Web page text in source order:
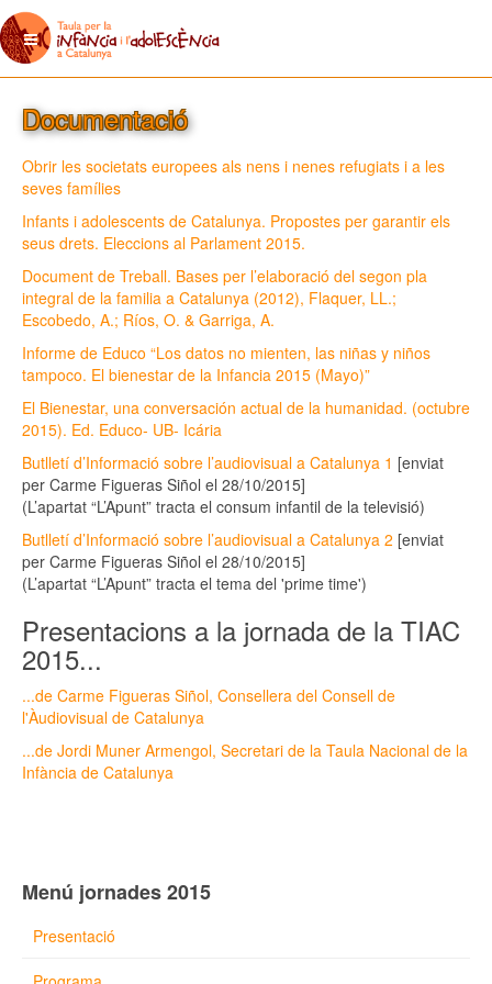
Documentació
Obrir les societats europees als nens i nenes refugiats i a les
seves famílies
Infants i adolescents de Catalunya. Propostes per garantir els
seus drets. Eleccions al Parlament 2015.
Document de Treball. Bases per l’elaboració del segon pla
integral de la familia a Catalunya (2012), Flaquer, LL.;
Escobedo, A.; Ríos, O. & Garriga, A.
Informe de Educo “Los datos no mienten, las niñas y niños
tampoco. El bienestar de la Infancia 2015 (Mayo)”
El Bienestar, una conversación actual de la humanidad. (octubre
2015). Ed. Educo- UB- Icária
Butlletí d’Informació sobre l’audiovisual a Catalunya 1 [enviat
per Carme Figueras Siñol el 28/10/2015]
(L’apartat “L’Apunt” tracta el consum infantil de la televisió)
Butlletí d’Informació sobre l’audiovisual a Catalunya 2 [enviat
per Carme Figueras Siñol el 28/10/2015]
(L’apartat “L’Apunt” tracta el tema del 'prime time')
Presentacions a la jornada de la TIAC
2015...
...de Carme Figueras Siñol, Consellera del Consell de
l'Àudiovisual de Catalunya
...de Jordi Muner Armengol, Secretari de la Taula Nacional de la
Infància de Catalunya
Menú jornades 2015
Presentació